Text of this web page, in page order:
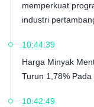
memperkuat
industri
10:44:39
Harga Minyak
Turun 1,78% Pada
10:42:49